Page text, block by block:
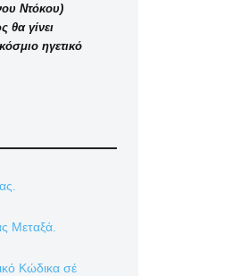
Ντόκου)
θα γίνει
ηγετικό
Μεταξά.
Κώδικα σέ